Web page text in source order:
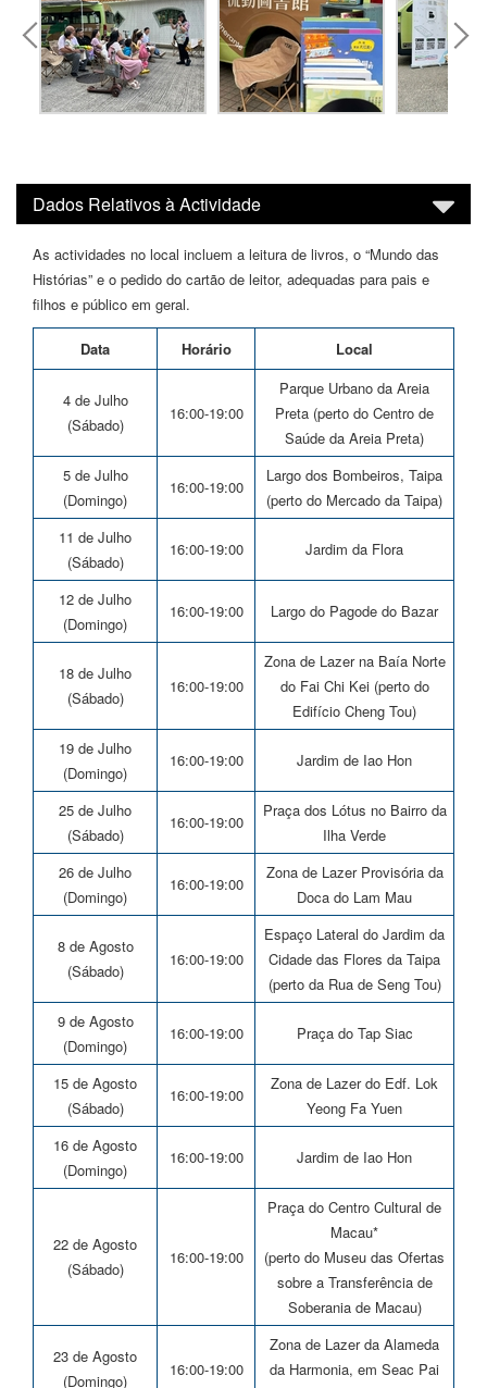
Dados Relativos à Actividade
As actividades no local incluem a leitura de livros, o “Mundo das
Histórias” e o pedido do cartão de leitor, adequadas para pais e
filhos e público em geral.
Data Horário Local
4 de Julho
(Sábado)
16:00-19:00
Parque Urbano da Areia
Preta (perto do Centro de
Saúde da Areia Preta)
5 de Julho
(Domingo)
16:00-19:00
Largo dos Bombeiros, Taipa
(perto do Mercado da Taipa)
11 de Julho
(Sábado)
16:00-19:00 Jardim da Flora
12 de Julho
(Domingo)
16:00-19:00 Largo do Pagode do Bazar
18 de Julho
(Sábado)
16:00-19:00
Zona de Lazer na Baía Norte
do Fai Chi Kei (perto do
Edifício Cheng Tou)
19 de Julho
(Domingo)
16:00-19:00 Jardim de Iao Hon
25 de Julho
(Sábado)
16:00-19:00
Praça dos Lótus no Bairro da
Ilha Verde
26 de Julho
(Domingo)
16:00-19:00
Zona de Lazer Provisória da
Doca do Lam Mau
8 de Agosto
(Sábado)
16:00-19:00
Espaço Lateral do Jardim da
Cidade das Flores da Taipa
(perto da Rua de Seng Tou)
9 de Agosto
(Domingo)
16:00-19:00 Praça do Tap Siac
15 de Agosto
(Sábado)
16:00-19:00
Zona de Lazer do Edf. Lok
Yeong Fa Yuen
16 de Agosto
(Domingo)
16:00-19:00 Jardim de Iao Hon
22 de Agosto
(Sábado)
16:00-19:00
Praça do Centro Cultural de
Macau*
(perto do Museu das Ofertas
sobre a Transferência de
Soberania de Macau)
23 de Agosto
(Domingo)
16:00-19:00
Zona de Lazer da Alameda
da Harmonia, em Seac Pai